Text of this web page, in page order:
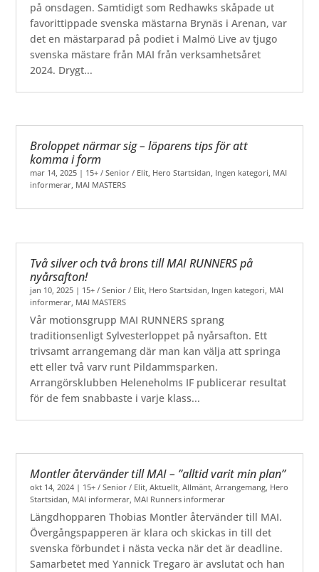
på onsdagen. Samtidigt som Redhawks skåpade ut
favorittippade svenska mästarna Brynäs i Arenan, var
det en mästarparad på podiet i Malmö Live av tjugo
svenska mästare från MAI från verksamhetsåret
2024. Drygt...
Broloppet närmar sig – löparens tips för att
komma i form
mar 14, 2025 | 15+ / Senior / Elit, Hero Startsidan, Ingen kategori, MAI
informerar, MAI MASTERS
Två silver och två brons till MAI RUNNERS på
nyårsafton!
jan 10, 2025 | 15+ / Senior / Elit Hero Startsidan Ingen kategori MAI
informerar MAI MASTERS
Vår motionsgrupp MAI RUNNERS sprang
traditionsenligt Sylvesterloppet på nyårsafton. Ett
trivsamt arrangemang där man kan välja att springa
ett eller två varv runt Pildammsparken.
Arrangörsklubben Heleneholms IF publicerar resultat
för de fem snabbaste i varje klass...
Montler återvänder till MAI – ”alltid varit min plan”
okt 14, 2024 | 15+ / Senior / Elit,Aktuellt,Allmänt,Arrangemang, Hero
Startsidan, MAI informerar, MAI Runners informerar
Längdhopparen Thobias Montler återvänder till MAI.
Övergångspapperen är klara och skickas in till det
svenska förbundet i nästa vecka när det är deadline.
Samarbetet med Yannick Tregaro är avslutat och han